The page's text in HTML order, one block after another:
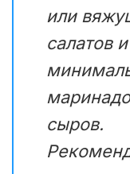
или
салатов
сыров.